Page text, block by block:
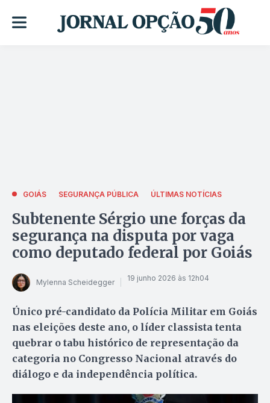
GOIÁS SEGURANÇA PÚBLICA ÚLTIMAS NOTÍCIAS
Subtenente Sérgio une forças da
segurança na disputa por vaga
como deputado federal por Goiás
Mylenna Scheidegger 19 junho 2026 às 12h04
Único pré-candidato da Polícia Militar em Goiás
nas eleições deste ano, o líder classista tenta
quebrar o tabu histórico de representação da
categoria no Congresso Nacional através do
diálogo e da independência política.